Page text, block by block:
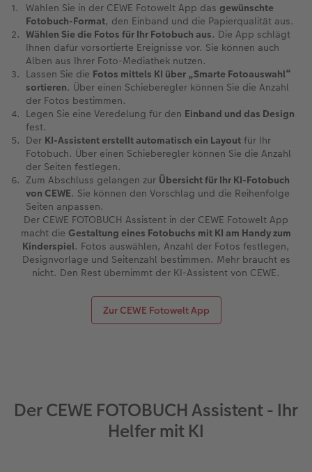
Wählen Sie in der CEWE Fotowelt App das gewünschte
Fotobuch-Format, den Einband und die Papierqualität aus.
Wählen Sie die Fotos für Ihr Fotobuch aus. Die App schlägt
Ihnen dafür vorsortierte Ereignisse vor. Sie können auch
Alben aus Ihrer Foto-Mediathek nutzen.
Lassen Sie die Fotos mittels KI über „Smarte Fotoauswahl“
sortieren. Über einen Schieberegler können Sie die Anzahl
der Fotos bestimmen.
Legen Sie eine Veredelung für den Einband und das Design
fest.
Der KI-Assistent erstellt automatisch ein Layout für Ihr
Fotobuch. Über einen Schieberegler können Sie die Anzahl
der Seiten festlegen.
Zum Abschluss gelangen zur Übersicht für Ihr KI-Fotobuch
von CEWE. Sie können den Vorschlag und die Reihenfolge
Seiten anpassen.
Der CEWE FOTOBUCH Assistent in der CEWE Fotowelt App
macht die Gestaltung eines Fotobuchs mit KI am Handy zum
Kinderspiel. Fotos auswählen, Anzahl der Fotos festlegen,
Designvorlage und Seitenzahl bestimmen. Mehr braucht es
nicht. Den Rest übernimmt der KI-Assistent von CEWE.
Zur CEWE Fotowelt App
Der CEWE FOTOBUCH Assistent - Ihr
Helfer mit KI